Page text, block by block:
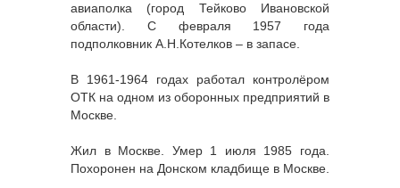
авиаполка (город Тейково Ивановской
области). С февраля 1957 года
подполковник А.Н.Котелков – в запасе.
В 1961-1964 годах работал контролёром
ОТК на одном из оборонных предприятий в
Москве.
Жил в Москве. Умер 1 июля 1985 года.
Похоронен на Донском кладбище в Москве.